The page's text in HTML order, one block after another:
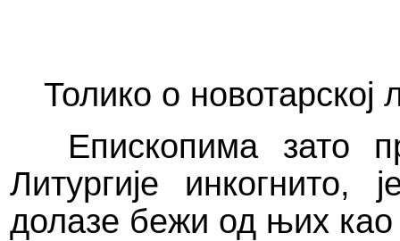
Толико о новотарској
Епископима зато
Литургије инкогнито,
долазе бежи од њих као